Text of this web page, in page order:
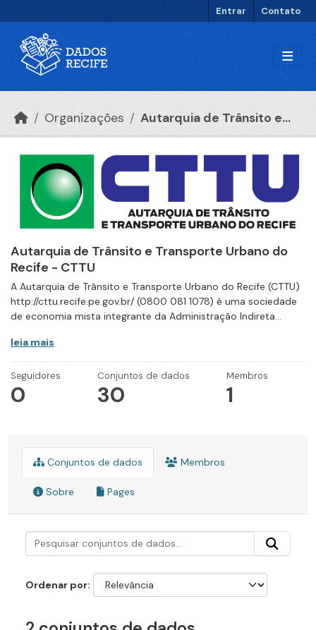
Entrar Contato
Organizações Autarquia de Trânsito e...
Autarquia de Trânsito e Transporte Urbano do
Recife - CTTU
A Autarquia de Trânsito e Transporte Urbano do Recife (CTTU)
http://cttu.recife.pe.gov.br/ (0800 081 1078) é uma sociedade
de economia mista integrante da Administração Indireta...
leia mais
Seguidores
0
Conjuntos de dados
30
Membros
1
Conjuntos de dados Membros
Sobre Pages
Ordenar por